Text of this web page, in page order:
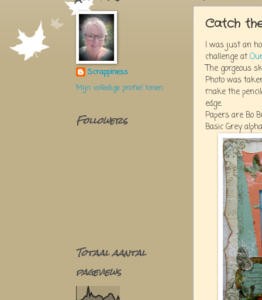
Catch
I was just an
challenge at
The gorgeous
Photo was
make the
edge.
Papers are Bo
Basic Grey
Scrappiness
Mijn volledige profiel tonen
Followers
Totaal aantal
pageviews